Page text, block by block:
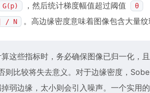
G(p) ，然后统计梯度幅值超过阈值 θ
/ N 。高边缘密度意味着图像包含大量
这些指标时，务必确保图像已归一化，
则比较将失去意义。对于边缘密度，
弱边缘，太小则会引入噪声。一个实用